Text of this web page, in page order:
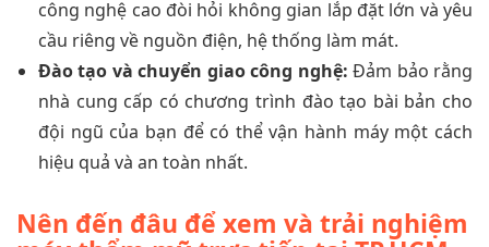
công nghệ cao đòi hỏi không gian lắp đặt lớn và yêu
cầu riêng về nguồn điện, hệ thống làm mát.
Đào tạo và chuyển giao công nghệ: Đảm bảo rằng
nhà cung cấp có chương trình đào tạo bài bản cho
đội ngũ của bạn để có thể vận hành máy một cách
hiệu quả và an toàn nhất.
Nên đến đâu để xem và trải nghiệm